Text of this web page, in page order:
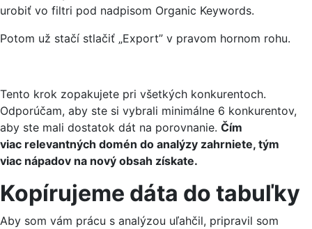
urobiť vo filtri pod nadpisom Organic Keywords.
Potom už stačí stlačiť „Export” v pravom hornom rohu.
Tento krok zopakujete pri všetkých konkurentoch.
Odporúčam, aby ste si vybrali minimálne 6 konkurentov,
aby ste mali dostatok dát na porovnanie. Čím
viac relevantných domén do analýzy zahrniete, tým
viac nápadov na nový obsah získate.
Kopírujeme dáta do tabuľky
Aby som vám prácu s analýzou uľahčil, pripravil som